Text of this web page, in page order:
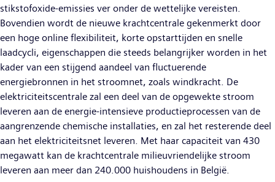
stikstofoxide-emissies ver onder de wettelijke vereisten.
Bovendien wordt de nieuwe krachtcentrale gekenmerkt door
een hoge online flexibiliteit, korte opstarttijden en snelle
laadcycli, eigenschappen die steeds belangrijker worden in het
kader van een stijgend aandeel van fluctuerende
energiebronnen in het stroomnet, zoals windkracht. De
elektriciteitscentrale zal een deel van de opgewekte stroom
leveren aan de energie-intensieve productieprocessen van de
aangrenzende chemische installaties, en zal het resterende deel
aan het elektriciteitsnet leveren. Met haar capaciteit van 430
megawatt kan de krachtcentrale milieuvriendelijke stroom
leveren aan meer dan 240.000 huishoudens in België.